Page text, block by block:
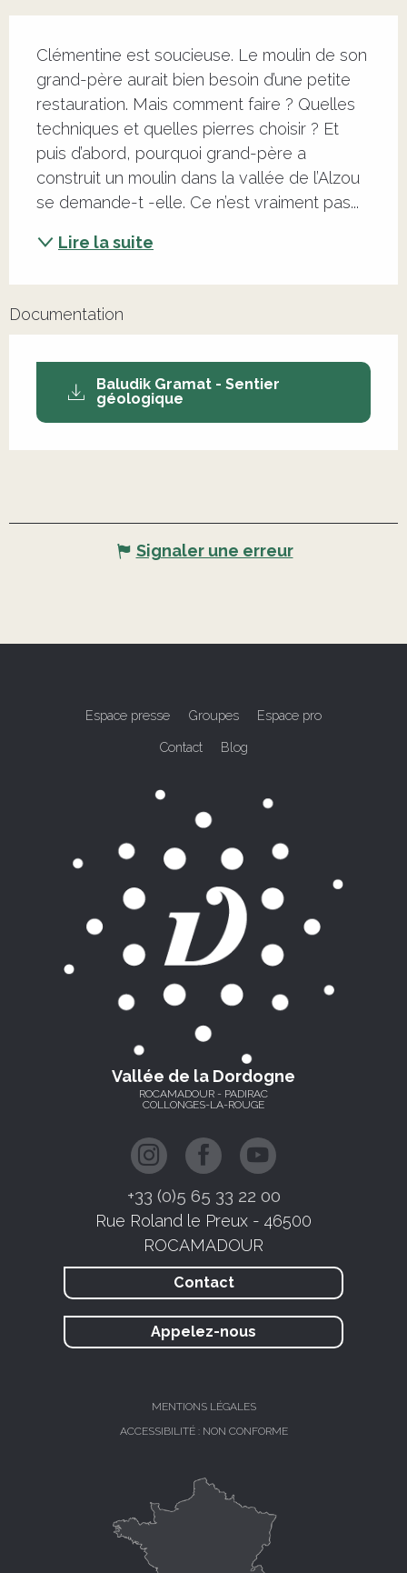
Clémentine est soucieuse. Le moulin de son
grand-père aurait bien besoin d’une petite
restauration. Mais comment faire ? Quelles
techniques et quelles pierres choisir ? Et
puis d’abord, pourquoi grand-père a
construit un moulin dans la vallée de l’Alzou
se demande-t -elle. Ce n’est vraiment pas...
Lire la suite
Documentation
Baludik Gramat - Sentier
géologique
Signaler une erreur
Espace presse Groupes Espace pro
Contact Blog
Vallée de la Dordogne
ROCAMADOUR - PADIRAC
COLLONGES-LA-ROUGE
+33 (0)5 65 33 22 00
Rue Roland le Preux - 46500
ROCAMADOUR
Contact
Appelez-nous
MENTIONS LÉGALES
ACCESSIBILITÉ : NON CONFORME